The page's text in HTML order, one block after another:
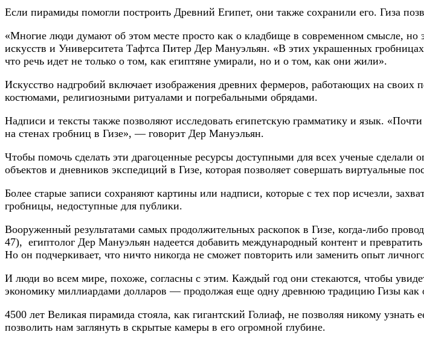
Если пирамиды помогли построить Древний Египет, они также сохранили его. Гиза
«Многие люди думают об этом месте просто как о кладбище в современном смысле,
искусств и Университета Тафтса Питер Дер Мануэльян. «В этих украшенных
что речь идет не только о том, как египтяне умирали, но и о том, как они жили».
Искусство надгробий включает изображения древних фермеров, работающих на
костюмами, религиозными ритуалами и погребальными обрядами.
Надписи и тексты также позволяют исследовать египетскую грамматику и язык.
на стенах гробниц в Гизе», — говорит Дер Мануэльян.
Чтобы помочь сделать эти драгоценные ресурсы доступными для всех ученые
объектов и дневников экспедиций в Гизе, которая позволяет совершать виртуальные
Более старые записи сохраняют картины или надписи, которые с тех пор исчезли,
гробницы, недоступные для публики.
Вооруженный результатами самых продолжительных раскопок в Гизе, когда-либо
47), египтолог Дер Мануэльян надеется добавить международный контент и
Но он подчеркивает, что ничто никогда не сможет повторить или заменить опыт
И люди во всем мире, похоже, согласны с этим. Каждый год они стекаются, чтобы
экономику миллиардами долларов — продолжая еще одну древнюю традицию Гизы как
4500 лет Великая пирамида стояла, как гигантский Голиаф, не позволяя никому
позволить нам заглянуть в скрытые камеры в его огромной глубине.